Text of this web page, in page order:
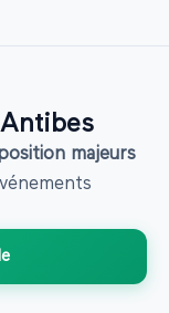
Antibes
majeurs